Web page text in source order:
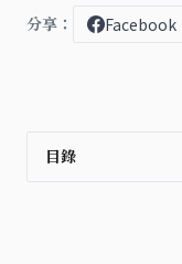
分享： Facebook
目錄